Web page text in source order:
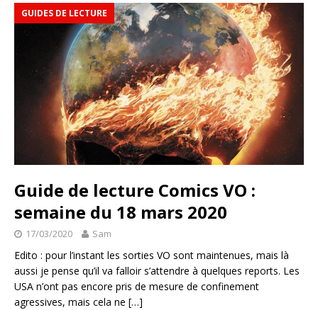
GUIDES DE LECTURE
Guide de lecture Comics VO :
semaine du 18 mars 2020
17/03/2020 Sam
Edito : pour l’instant les sorties VO sont maintenues, mais là
aussi je pense qu’il va falloir s’attendre à quelques reports. Les
USA n’ont pas encore pris de mesure de confinement
agressives, mais cela ne […]